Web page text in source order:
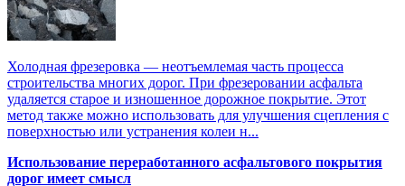
Холодная фрезеровка — неотъемлемая часть процесса
строительства многих дорог. При фрезеровании асфальта
удаляется старое и изношенное дорожное покрытие. Этот
метод также можно использовать для улучшения сцепления с
поверхностью или устранения колеи н...
Использование переработанного асфальтового покрытия
дорог имеет смысл